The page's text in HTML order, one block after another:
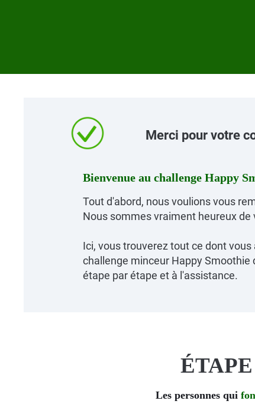
Merci pour votre
Bienvenue au challenge Happy
Tout d'abord, nous voulions vous
Nous sommes vraiment heureux de
Ici, vous trouverez tout ce dont
challenge minceur Happy
étape par étape et à l'assistance.
ÉTAPE
Les personnes qui